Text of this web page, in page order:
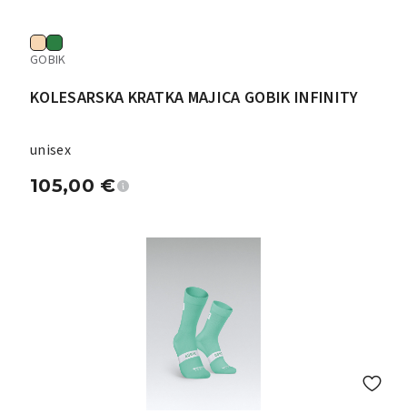
GOBIK
KOLESARSKA KRATKA MAJICA GOBIK INFINITY
unisex
105,00 €